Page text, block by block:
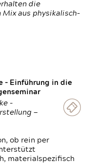
die
Mix aus physikalisch-
- Einführung in die
-
—
ob rein per
materialspezifisch